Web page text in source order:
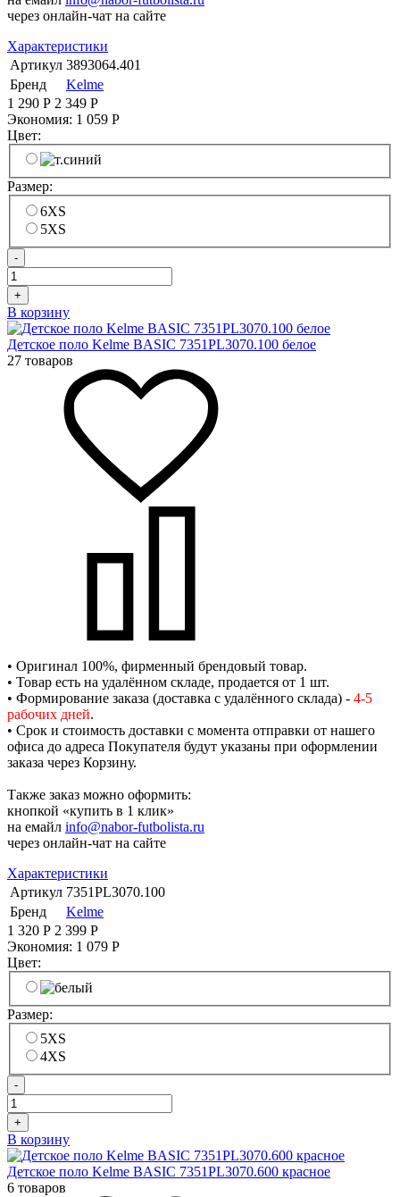
через онлайн-чат на сайте
Характеристики
Артикул 3893064.401
Бренд
Kelme
1 290 Р 2 349 Р
Экономия: 1 059 Р
Цвет:
Размер:
6XS
5XS
-
+
В корзину
Детское поло Kelme BASIC 7351PL3070.100 белое
27 товаров
• Оригинал 100%, фирменный брендовый товар.
• Товар есть на удалённом складе, продается от 1 шт.
• Формирование заказа (доставка с удалённого склада) - 4-5
рабочих дней.
• Срок и стоимость доставки с момента отправки от нашего
офиса до адреса Покупателя будут указаны при оформлении
заказа через Корзину.
Также заказ можно оформить:
кнопкой «купить в 1 клик»
на емайл info@nabor-futbolista.ru
через онлайн-чат на сайте
Характеристики
Артикул 7351PL3070.100
Бренд
Kelme
1 320 Р 2 399 Р
Экономия: 1 079 Р
Цвет:
Размер:
5XS
4XS
-
+
В корзину
Детское поло Kelme BASIC 7351PL3070.600 красное
6 товаров